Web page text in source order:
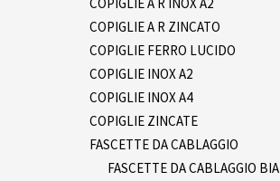
COPIGLIE A R ZINCATO
COPIGLIE FERRO LUCIDO
COPIGLIE INOX A2
COPIGLIE INOX A4
COPIGLIE ZINCATE
FASCETTE DA CABLAGGIO
FASCETTE DA CABLAGGIO